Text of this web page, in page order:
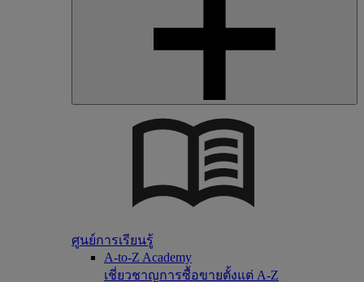
ศูนย์การเรียนรู้
A-to-Z Academy
เชี่ยวชาญการซื้อขายตั้งแต่ A-Z